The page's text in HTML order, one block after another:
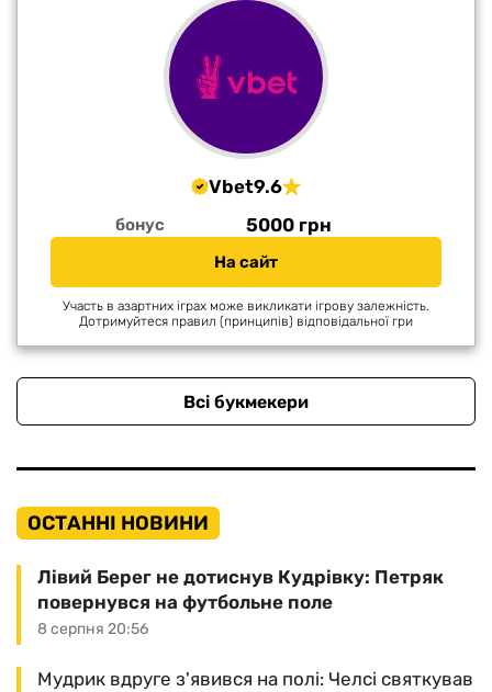
Vbet9.6
бонус 5000 грн
На сайт
Участь в азартних іграх може викликати ігрову залежність.
Дотримуйтеся правил (принципів) відповідальної гри
Всі букмекери
ОСТАННІ НОВИНИ
8 серпня 20:56
Лівий Берег не дотиснув Кудрівку: Петряк
повернувся на футбольне поле
Мудрик вдруге з'явився на полі: Челсі святкував